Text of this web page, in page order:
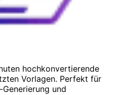
hochkonvertierende
Vorlagen. Perfekt für
und